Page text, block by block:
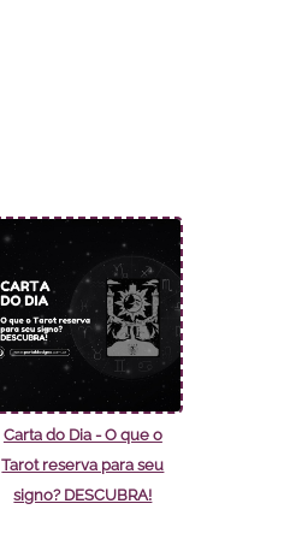
Carta do Dia - O que o
Tarot reserva para seu
signo? DESCUBRA!